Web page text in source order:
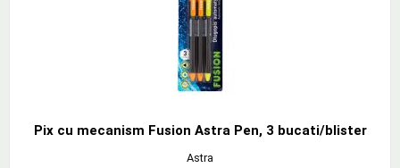
Pix cu mecanism Fusion Astra Pen, 3 bucati/blister
Astra